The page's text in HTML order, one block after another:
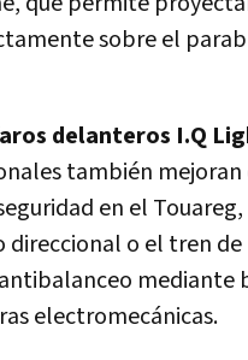
sobre el
delanteros I.Q
también mejoran
en el
direccional o el tren
mediante
electromecánicas.